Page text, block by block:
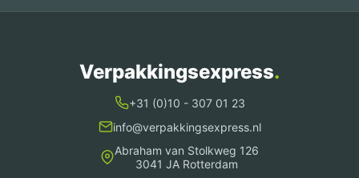
Verpakkingsexpress.
+31 (0)10 - 307 01 23
info@verpakkingsexpress.nl
Abraham van Stolkweg 126
3041 JA Rotterdam